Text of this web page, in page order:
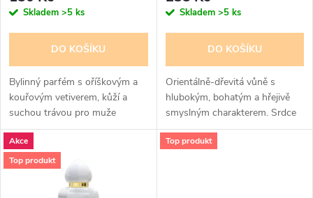
o
d
u
k
t
r
d
u
k
Skladem >5 ks
DO KOŠÍKU
Bylinný parfém s oříškovým a
kouřovým vetiverem, kůží a
suchou trávou pro muže
Skladem >5 ks
DO KOŠÍKU
Orientálně-dřevitá vůně s
hlubokým, bohatým a hřejivě
smyslným charakterem. Srdce
parfému tvoří akordy pačuli a
pelargonie, základ doplňuje
Akce
Top produkt
Top produkt